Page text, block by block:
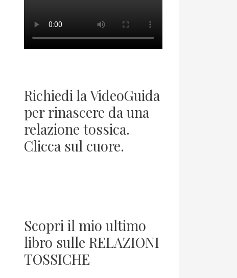
Richiedi la VideoGuida
per rinascere da una
relazione tossica.
Clicca sul cuore.
Scopri il mio ultimo
libro sulle RELAZIONI
TOSSICHE